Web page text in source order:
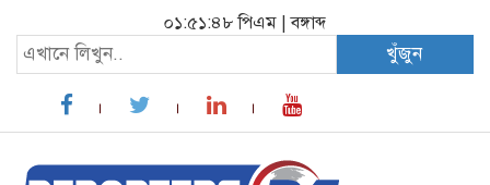
০১:৫১:৪৮ পিএম |বঙ্গাব্দ
খুঁজুন